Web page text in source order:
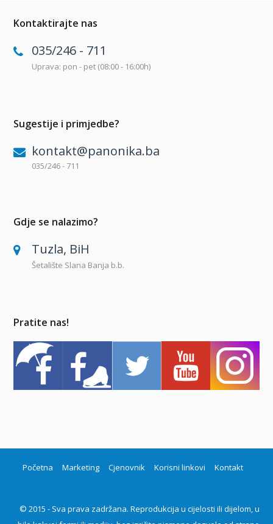
Kontaktirajte nas
035/246 - 711
Uprava: pon - pet (08:00 - 16:00h)
Sugestije i primjedbe?
kontakt@panonika.ba
035/246 - 711
Gdje se nalazimo?
Tuzla, BiH
Šetalište Slana Banja b.b.
Pratite nas!
Početna Marketing Cjenovnik Korisni linkovi Kontakt
© 2015 - Sva prava zadržana. Reprodukcija u cijelosti ili dijelom, u